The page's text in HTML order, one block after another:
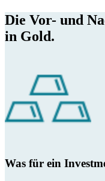
Die Vor- und
in Gold.
Was für ein